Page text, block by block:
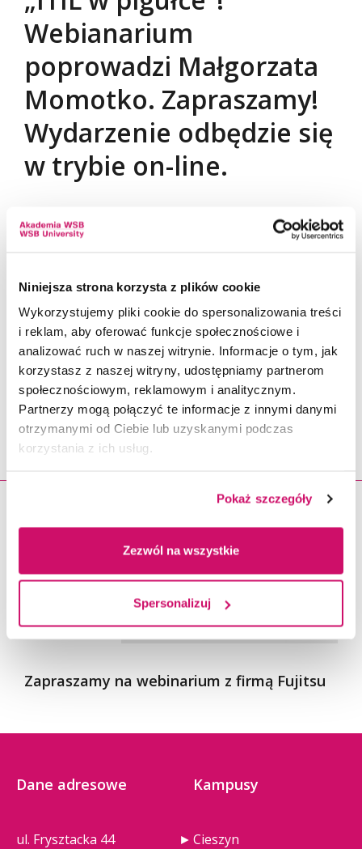
Niniejsza strona korzysta z plików cookie
Wykorzystujemy pliki cookie do spersonalizowania treści
i reklam, aby oferować funkcje społecznościowe i
analizować ruch w naszej witrynie. Informacje o tym, jak
korzystasz z naszej witryny, udostępniamy partnerom
społecznościowym, reklamowym i analitycznym.
Partnerzy mogą połączyć te informacje z innymi danymi
otrzymanymi od Ciebie lub uzyskanymi podczas
korzystania z ich usług.
Pokaż szczegóły
Zezwól na wszystkie
Spersonalizuj
Webianarium
poprowadzi Małgorzata
Momotko. Zapraszamy!
Wydarzenie odbędzie się
w trybie on-line.
Zapisz się
PODOBNE
Zapraszamy na webinarium z firmą Fujitsu
Dane adresowe
ul. Frysztacka 44
Kampusy
Cieszyn